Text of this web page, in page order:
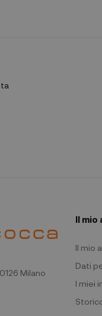
Milano
Il mio
Il mio
Dati
I miei